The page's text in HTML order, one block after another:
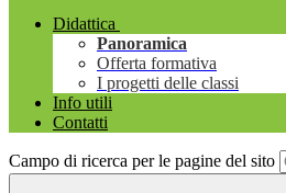
Didattica
Panoramica
Offerta formativa
I progetti delle classi
Info utili
Contatti
Campo di ricerca per le pagine del sito